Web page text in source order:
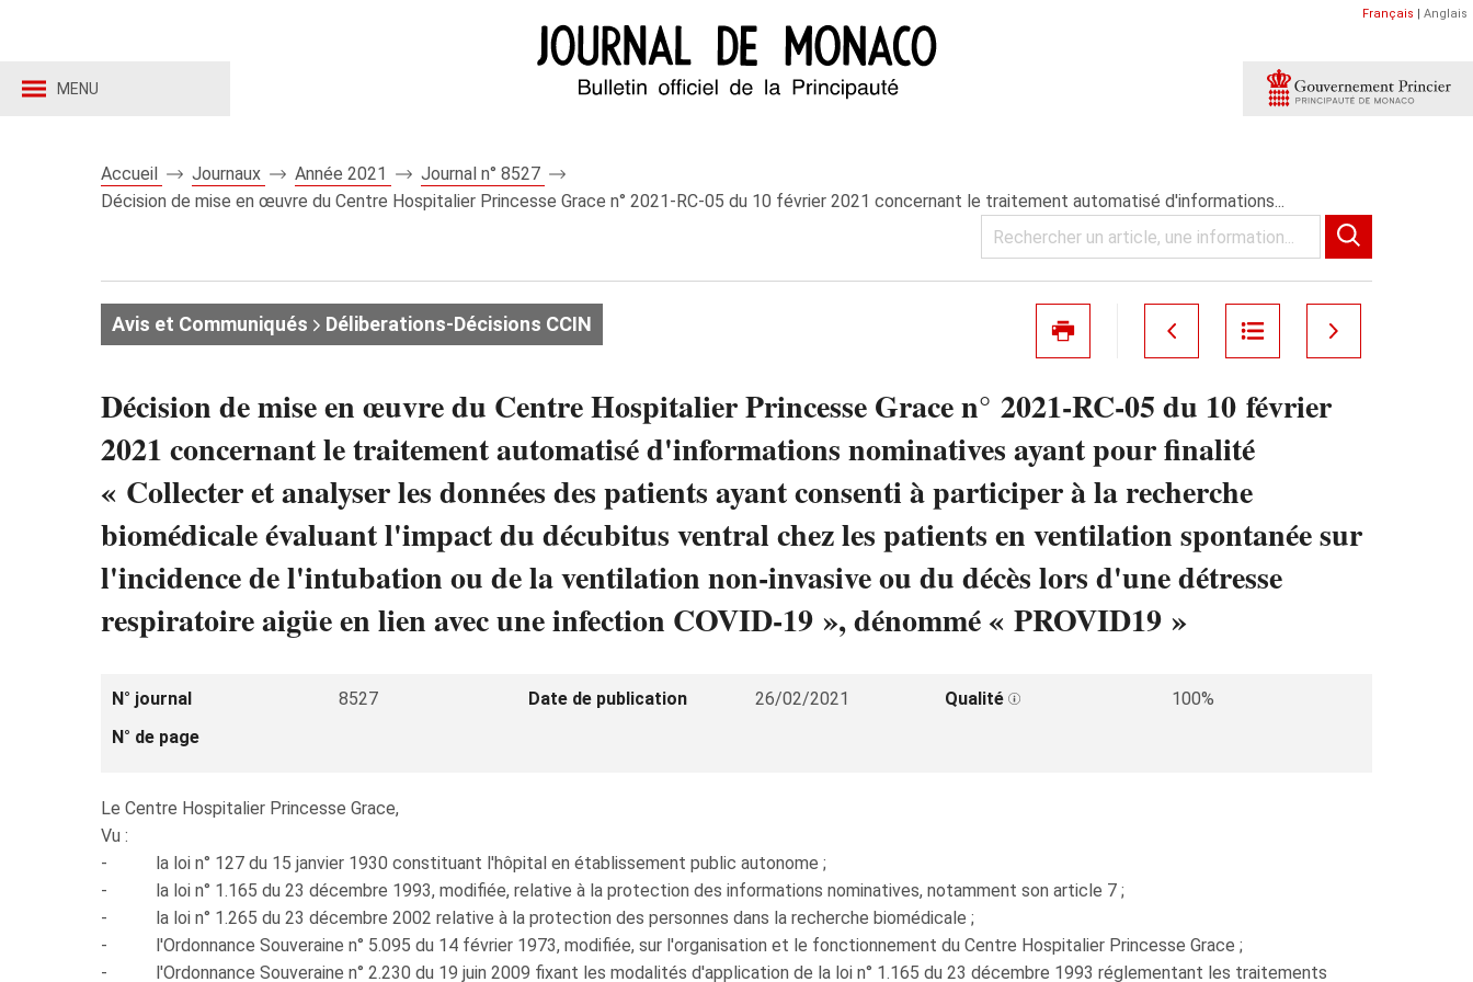
MENU
Français | Anglais
Accueil Journaux Année 2021
Journal n° 8527
Décision de mise en œuvre du Centre Hospitalier Princesse Grace n° 2021-RC-05 du 10 février 2021 concernant le traitement automatisé d'informations...
Avis et Communiqués Déliberations-Décisions CCIN
Décision de mise en œuvre du Centre Hospitalier Princesse Grace n° 2021-RC-05 du 10 février
2021 concernant le traitement automatisé d'informations nominatives ayant pour finalité
« Collecter et analyser les données des patients ayant consenti à participer à la recherche
biomédicale évaluant l'impact du décubitus ventral chez les patients en ventilation spontanée sur
l'incidence de l'intubation ou de la ventilation non-invasive ou du décès lors d'une détresse
respiratoire aigüe en lien avec une infection COVID-19 », dénommé « PROVID19 »
N° journal 8527 Date de publication 26/02/2021 Qualité
100%
N° de page
Le Centre Hospitalier Princesse Grace,
Vu :
- la loi n° 127 du 15 janvier 1930 constituant l'hôpital en établissement public autonome ;
- la loi n° 1.165 du 23 décembre 1993, modifiée, relative à la protection des informations nominatives, notamment son article 7 ;
- la loi n° 1.265 du 23 décembre 2002 relative à la protection des personnes dans la recherche biomédicale ;
- l'Ordonnance Souveraine n° 5.095 du 14 février 1973, modifiée, sur l'organisation et le fonctionnement du Centre Hospitalier Princesse Grace ;
- l'Ordonnance Souveraine n° 2.230 du 19 juin 2009 fixant les modalités d'application de la loi n° 1.165 du 23 décembre 1993 réglementant les traitements